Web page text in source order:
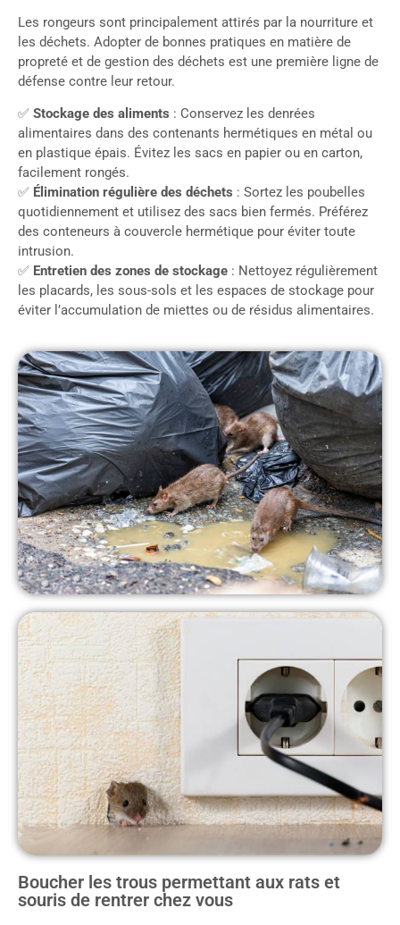
Les rongeurs sont principalement attirés par la nourriture et
les déchets. Adopter de bonnes pratiques en matière de
propreté et de gestion des déchets est une première ligne de
défense contre leur retour.
✅ Stockage des aliments : Conservez les denrées
alimentaires dans des contenants hermétiques en métal ou
en plastique épais. Évitez les sacs en papier ou en carton,
facilement rongés.
✅ Élimination régulière des déchets : Sortez les poubelles
quotidiennement et utilisez des sacs bien fermés. Préférez
des conteneurs à couvercle hermétique pour éviter toute
intrusion.
✅ Entretien des zones de stockage : Nettoyez régulièrement
les placards, les sous-sols et les espaces de stockage pour
éviter l’accumulation de miettes ou de résidus alimentaires.
Boucher les trous permettant aux rats et
souris de rentrer chez vous